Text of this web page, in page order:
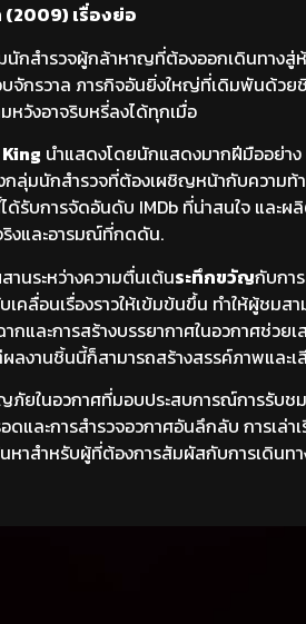
เรื่องย่อ
มนักสำรวจผู้กล้าหาญที่ต้องออกเดินทา
กรวาล ภารกิจอันยิ่งใหญ่ที่เดิมพันด้วย
หวังอาจริบหรี่ลงได้ทุกเมื่อ
นำแสดงโดยนักแสดงมากฝีมืออย่า
กลุ่มนักสำรวจที่ต้องเผชิญหน้ากับความ
ด้รับการจัดอันดับ IMDb ที่น่าสนใจ แล
งและอารมณ์ที่กดดัน.
านระหว่างความตื่นเต้นระทึกขวัญกับกา
ลื่อนเรื่องราวให้เข้มข้นขึ้น ทำให้ผู้ชมส
และการสร้างบรรยากาศในอวกาศช่ว
ลงานชิ้นนี้ก็สามารถสร้างสรรค์ภาพและ
ยในอวกาศที่มอบประสบการณ์การรับช
ดและการสำรวจอวกาศอันลึกลับ การเล่
าสำหรับผู้ที่ต้องการสัมผัสกับการเดินท